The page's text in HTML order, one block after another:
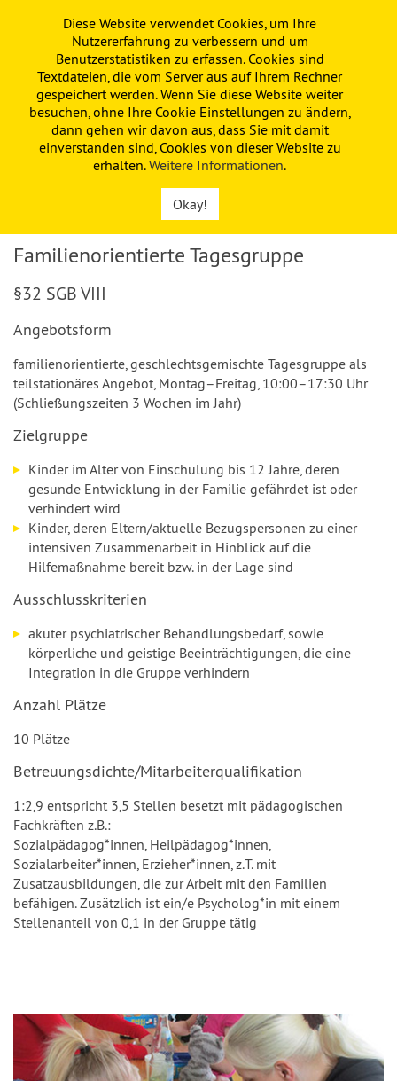
PAULINE KITA FÖRDERVEREIN
Familienorientierte Tagesgruppe
§32 SGB VIII
Angebotsform
familienorientierte, geschlechtsgemischte Tagesgruppe als
teilstationäres Angebot, Montag–Freitag, 10:00–17:30 Uhr
(Schließungszeiten 3 Wochen im Jahr)
Zielgruppe
Kinder im Alter von Einschulung bis 12 Jahre, deren
gesunde Entwicklung in der Familie gefährdet ist oder
verhindert wird
Kinder, deren Eltern/aktuelle Bezugspersonen zu einer
intensiven Zusammenarbeit in Hinblick auf die
Hilfemaßnahme bereit bzw. in der Lage sind
Ausschlusskriterien
akuter psychiatrischer Behandlungsbedarf, sowie
körperliche und geistige Beeinträchtigungen, die eine
Integration in die Gruppe verhindern
Anzahl Plätze
10 Plätze
Betreuungsdichte/Mitarbeiterqualifikation
1:2,9 entspricht 3,5 Stellen besetzt mit pädagogischen
Fachkräften z.B.:
Sozialpädagog*innen, Heilpädagog*innen,
Sozialarbeiter*innen, Erzieher*innen, z.T. mit
Zusatzausbildungen, die zur Arbeit mit den Familien
befähigen. Zusätzlich ist ein/e Psycholog*in mit einem
Stellenanteil von 0,1 in der Gruppe tätig
Diese Website verwendet Cookies, um Ihre
Nutzererfahrung zu verbessern und um
Benutzerstatistiken zu erfassen. Cookies sind
Textdateien, die vom Server aus auf Ihrem Rechner
gespeichert werden. Wenn Sie diese Website weiter
besuchen, ohne Ihre Cookie Einstellungen zu ändern,
dann gehen wir davon aus, dass Sie mit damit
einverstanden sind, Cookies von dieser Website zu
erhalten.Weitere Informationen.
Okay!